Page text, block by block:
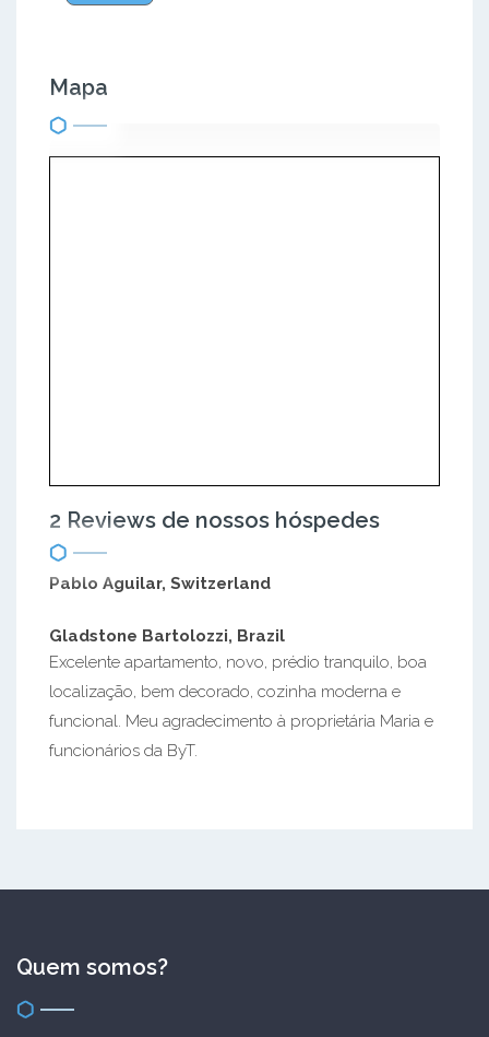
Mapa
2 Reviews de nossos hóspedes
Pablo Aguilar, Switzerland
Gladstone Bartolozzi, Brazil
Excelente apartamento, novo, prédio tranquilo, boa
localização, bem decorado, cozinha moderna e
funcional. Meu agradecimento à proprietária Maria e
funcionários da ByT.
Quem somos?